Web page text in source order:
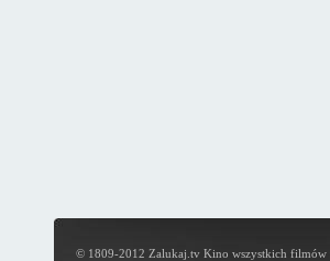
© 1809-2012 Zalukaj.tv Kino wszystkich filmów